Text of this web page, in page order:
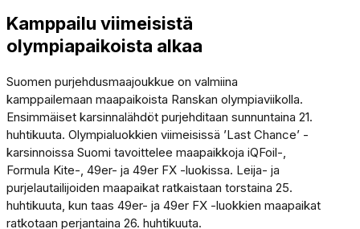
Kamppailu viimeisistä
olympiapaikoista alkaa
Suomen purjehdusmaajoukkue on valmiina
kamppailemaan maapaikoista Ranskan olympiaviikolla.
Ensimmäiset karsinnalähdöt purjehditaan sunnuntaina 21.
huhtikuuta. Olympialuokkien viimeisissä ’Last Chance’ -
karsinnoissa Suomi tavoittelee maapaikkoja iQFoil-,
Formula Kite-, 49er- ja 49er FX -luokissa. Leija- ja
purjelautailijoiden maapaikat ratkaistaan torstaina 25.
huhtikuuta, kun taas 49er- ja 49er FX -luokkien maapaikat
ratkotaan perjantaina 26. huhtikuuta.